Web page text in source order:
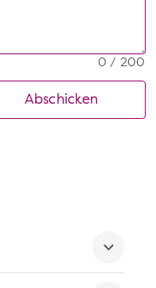
0 / 200
Abschicken